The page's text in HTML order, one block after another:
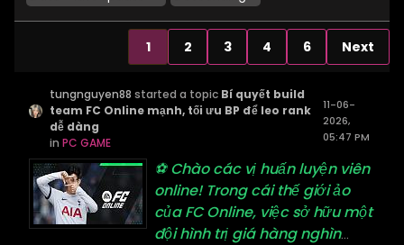
1 2 3 4 6 Next
tungnguyen88 started a topic Bí quyết build
team FC Online mạnh, tối ưu BP để leo rank
dễ dàng
inPC GAME
11-06-
2026,
05:47 PM
⚽ Chào các vị huấn luyện viên
online! Trong cái thế giới ảo
của FC Online, việc sở hữu một
đội hình trị giá hàng nghìn...